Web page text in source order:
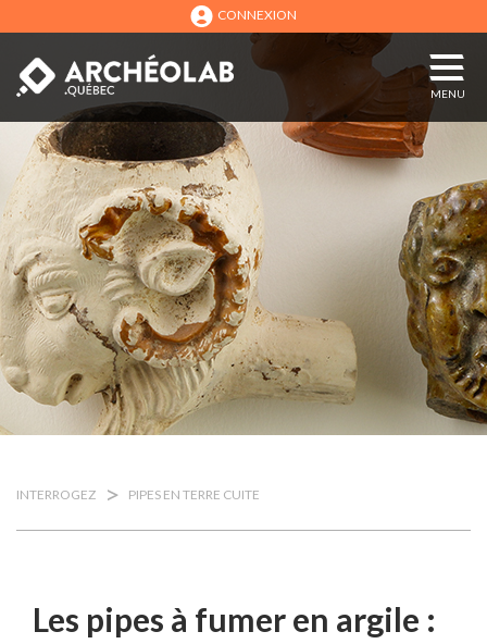
CONNEXION
MENU
INTERROGEZ > PIPES EN TERRE CUITE
Les pipes à fumer en argile :